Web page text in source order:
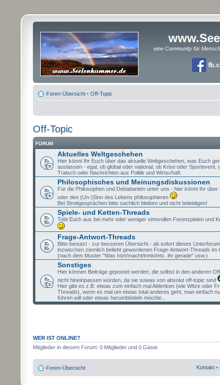
eine Community für
Foren-Übersicht ‹ Off-Topic
Off-Topic
FORUM
Aktuelles Weltgeschehen
Hier könnt Ihr Euch über das aktuelle Weltgeschehen, was Euch
auslassen - egal, ob global oder national, ob Krise oder Sportevent,
Tratsch oder Nachrichten aus Politik und Wirtschaft.
Philosophisches und Meinungsdiskussionen
Für die Philosophen und Debattanten unter uns - hier könnt Ihr über
oder den (Un-)Sinn des Lebens philosophieren
Bei Streitgesprächen bitte sachlich bleiben und nicht beleidigen!
Spiele- und Ketten-Threads
Tobt Euch aus bei mehr oder weniger sinnvollen Forenspielen und
Frage-Antwort-Threads
Bitte benutzt - zur besseren Übersicht - ab sofort dieses
inzwischen ziemlich beliebt gewordenen Frage-Antwort-Threads im
(nach dem Muster "Was hört/macht/trinkt/etc. ihr gerade" usw.)
Sonstiges
Hier können Beiträge gepostet werden, die selbst in den anderen
nicht hineinpassen würden, da sie sowas von absolut off-topic sind
Hier gibt es z.B. etwas zum einfach mal Ablenken (wie Witze oder
Threads), wenn es mal um etwas total anderes geht, man einfach
führen will oder etwas herumblödeln möchte...
WER IST ONLINE?
Mitglieder in diesem Forum: 0 Mitglieder und 0 Gäste
Foren-Übersicht Kontakt •